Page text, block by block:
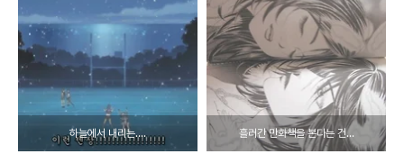
하늘에서 내리는.... 흘러간 만화책을 본다는 건...